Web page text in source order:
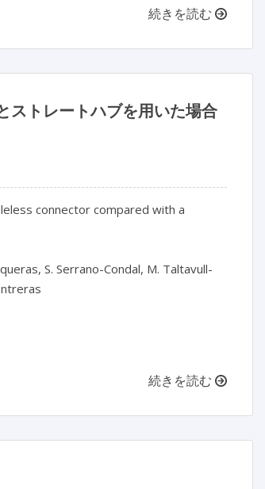
続きを読む
ストレートハブを用いた場合
connector compared with a
S. Serrano-Condal, M. Taltavull-
続きを読む